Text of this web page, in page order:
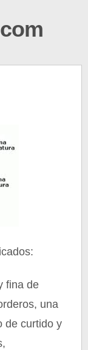
fina de
una
de curtido y